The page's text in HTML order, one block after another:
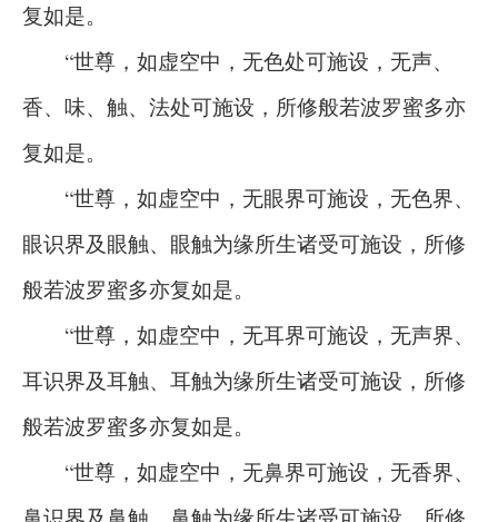
复如是。
“世尊，如虚空中，无色处可施设，无声、
香、味、触、法处可施设，所修般若波罗蜜多亦
复如是。
“世尊，如虚空中，无眼界可施设，无色界、
眼识界及眼触、眼触为缘所生诸受可施设，所修
般若波罗蜜多亦复如是。
“世尊，如虚空中，无耳界可施设，无声界、
耳识界及耳触、耳触为缘所生诸受可施设，所修
般若波罗蜜多亦复如是。
“世尊，如虚空中，无鼻界可施设，无香界、